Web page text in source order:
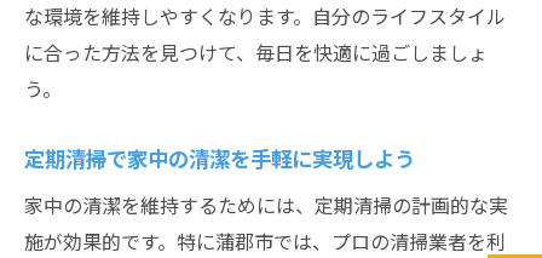
な環境を維持しやすくなります。自分のライフスタイル
に合った方法を見つけて、毎日を快適に過ごしましょ
う。
定期清掃で家中の清潔を手軽に実現しよう
家中の清潔を維持するためには、定期清掃の計画的な実
施が効果的です。特に蒲郡市では、プロの清掃業者を利